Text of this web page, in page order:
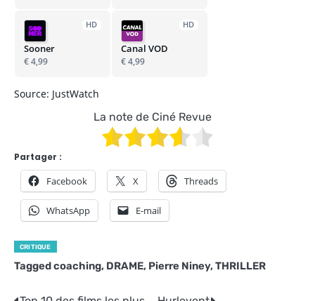
HD
Sooner
€ 4,99
HD
Canal VOD
€ 4,99
Source: JustWatch
La note de Ciné Revue
Partager :
Facebook X Threads
WhatsApp E-mail
CRITIQUE
Taggedcoaching, DRAME, Pierre Niney, THRILLER